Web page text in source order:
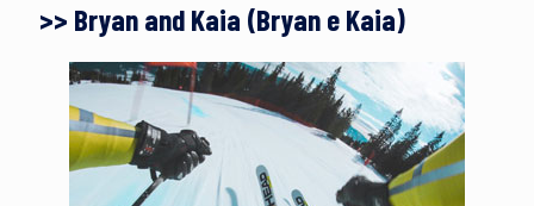
>> Bryan and Kaia (Bryan e Kaia)